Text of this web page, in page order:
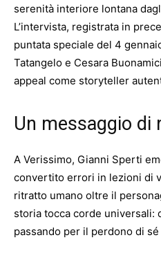
serenità interiore lontana
L’intervista, registrata in
puntata speciale del 4
Tatangelo e Cesara
appeal come storyteller
Un messaggio di
A Verissimo, Gianni Sperti
convertito errori in lezioni di
ritratto umano oltre il
storia tocca corde universali:
passando per il perdono di